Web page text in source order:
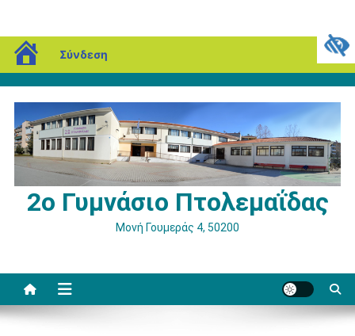
blogs.sch.gr
Σύνδεση
Μεταπηδήστε
στο
περιεχόμενο
2ο Γυμνάσιο Πτολεμαΐδας
Μονή Γουμεράς 4, 50200